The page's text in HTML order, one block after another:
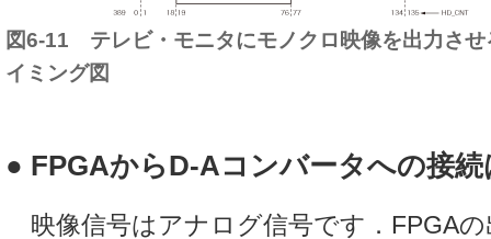
図6-11 テレビ・モニタにモノクロ映像を出力さ
イミング図
● FPGAからD-Aコンバータへの接
映像信号はアナログ信号です．FPGA